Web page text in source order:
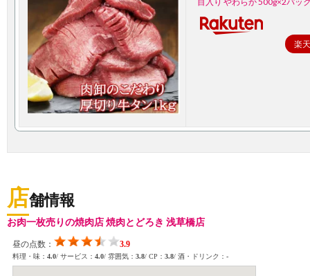
楽
店舗情報
お肉一枚売りの焼肉店 焼肉とどろき 浅草橋店